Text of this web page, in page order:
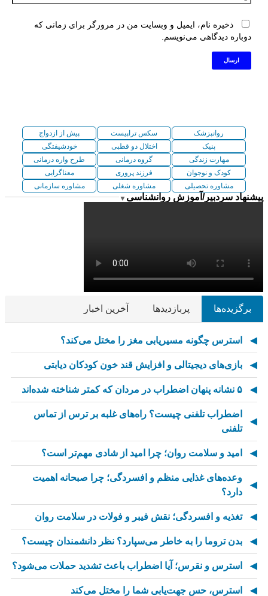
ذخیره نام، ایمیل و وبسایت من در مرورگر برای زمانی که
دوباره دیدگاهی می‌نویسم.
روانپزشک سکس تراپیست
پیش از ازدواج
پنیک
اختلال دو قطبی
خودشیفتگی
مهارت زندگی
گروه درمانی
طرح واره درمانی
کودک و نوجوان
فرزند پروری
معناگرایی
مشاوره تحصیلی
مشاوره شغلی مشاوره سازمانی
پیشنهاد سردبیر/آموزش روانشناسی ▼
برگزیده‌ها پربازدیدها آخرین اخبار
استرس چگونه مسیریابی مغز را مختل می‌کند؟
بازی‌های دیجیتالی و افزایش قند خون کودکان دیابتی
۵ نشانه پنهان اضطراب در مردان که کمتر شناخته شده‌اند
اضطراب تلفنی چیست؟ راه‌های غلبه بر ترس از تماس
تلفنی
امید و سلامت روان؛ چرا امید از شادی مهم‌تر است؟
وعده‌های غذایی منظم و افسردگی؛ چرا صبحانه اهمیت
دارد؟
تغذیه و افسردگی؛ نقش فیبر و فولات در سلامت روان
بدن تروما را به خاطر می‌سپارد؟ نظر دانشمندان چیست؟
استرس و نقرس؛ آیا اضطراب باعث تشدید حملات می‌شود؟
استرس، حس جهت‌یابی شما را مختل می‌کند